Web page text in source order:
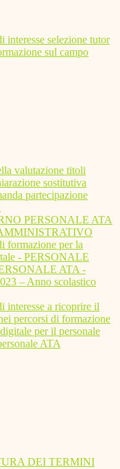
interesse selezione tutor
sul campo
valutazione titoli
sostitutiva
partecipazione
PERSONALE ATA
formazione per la
- PERSONALE
ATA -
– Anno scolastico
interesse a ricoprire il
percorsi di formazione
per il personale
ATA
DEI TERMINI